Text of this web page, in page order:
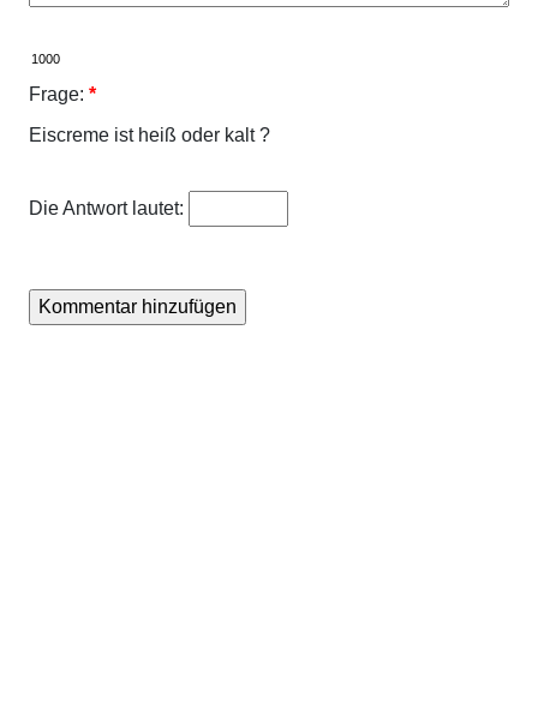
Frage: *
Eiscreme ist heiß oder kalt ?
Die Antwort lautet: